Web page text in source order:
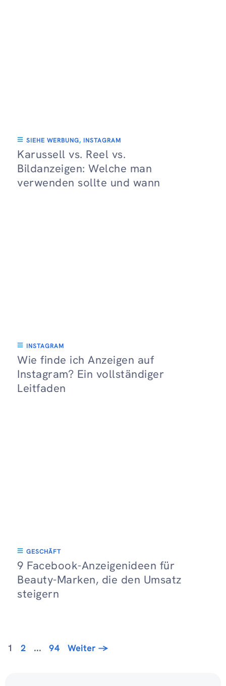
SIEHE WERBUNG, INSTAGRAM
Karussell vs. Reel vs.
Bildanzeigen: Welche man
verwenden sollte und wann
INSTAGRAM
Wie finde ich Anzeigen auf
Instagram? Ein vollständiger
Leitfaden
GESCHÄFT
9 Facebook-Anzeigenideen für
Beauty-Marken, die den Umsatz
steigern
Seite
1 Seite
2 ... Seite
94 Weiter →